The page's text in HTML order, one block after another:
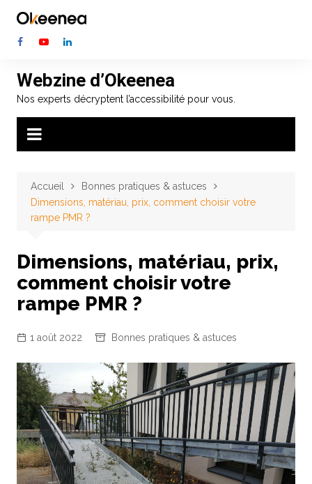
contenu
Webzine d’Okeenea
Nos experts décryptent l’accessibilité pour vous.
Accueil
Bonnes pratiques & astuces
Dimensions, matériau, prix, comment choisir votre
rampe PMR ?
Dimensions, matériau, prix,
comment choisir votre
rampe PMR ?
1 août 2022 Bonnes pratiques & astuces